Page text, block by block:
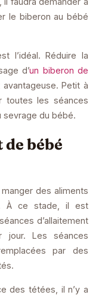
le biberon au bébé
l’idéal. Réduire la
d’un biberon de
Petit à
toutes les séances
sevrage du bébé.
bébé
des aliments
À ce stade, il est
d’allaitement
jour. Les séances
par des
des tétées, il n’y a